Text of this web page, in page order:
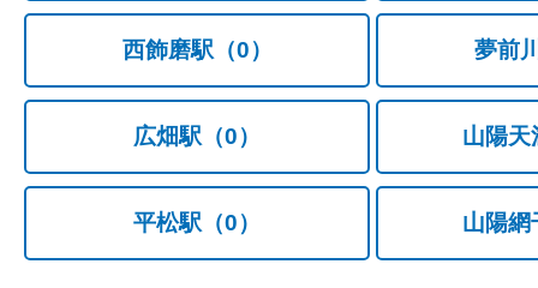
西飾磨駅 （0） 夢前
広畑駅 （0） 山陽天
平松駅 （0） 山陽網